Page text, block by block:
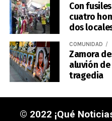
Con
cuatro
dos
COMUNIDAD
Zamora
aluvión de
tragedia
© 2022 ¡Qué